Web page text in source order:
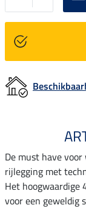
De must have
rijlegging met
Het
voor een geweldig